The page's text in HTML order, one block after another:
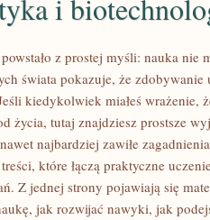
i
z prostej myśli: nauka nie
świata pokazuje, że zdobywanie
kiedykolwiek miałeś wrażenie,
życia, tutaj znajdziesz prostsze
najbardziej zawiłe
które łączą praktyczne
Z jednej strony pojawiają się
jak rozwijać nawyki, jak